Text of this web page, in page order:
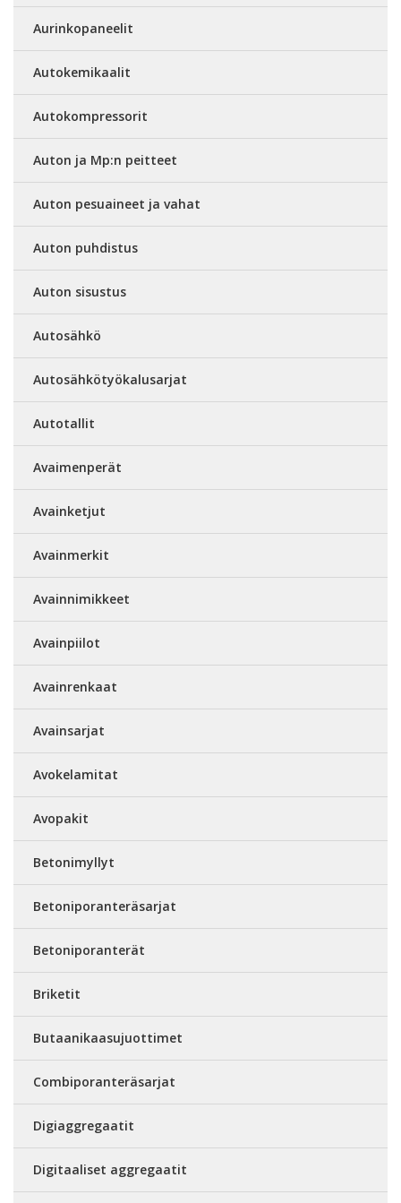
Aurinkopaneelit
Autokemikaalit
Autokompressorit
Auton ja Mp:n peitteet
Auton pesuaineet ja vahat
Auton puhdistus
Auton sisustus
Autosähkö
Autosähkötyökalusarjat
Autotallit
Avaimenperät
Avainketjut
Avainmerkit
Avainnimikkeet
Avainpiilot
Avainrenkaat
Avainsarjat
Avokelamitat
Avopakit
Betonimyllyt
Betoniporanteräsarjat
Betoniporanterät
Briketit
Butaanikaasujuottimet
Combiporanteräsarjat
Digiaggregaatit
Digitaaliset aggregaatit